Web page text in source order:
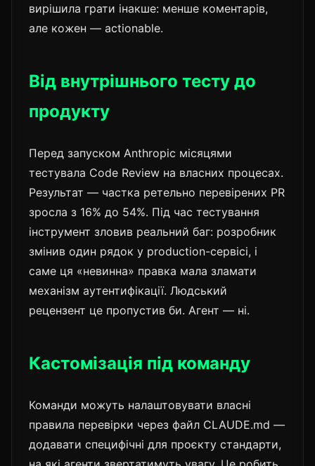
вирішила грати інакше: менше коментарів,
але кожен — actionable.
Від внутрішнього тесту до
продукту
Перед запуском Anthropic місяцями
тестувала Code Review на власних процесах.
Результат — частка ретельно перевірених PR
зросла з 16% до 54%. Під час тестування
інструмент зловив реальний баг: розробник
змінив один рядок у production-сервісі, і
саме ця «невинна» правка мала зламати
механізм аутентифікації. Людський
рецензент це пропустив би. Агент — ні.
Кастомізація під команду
Команди можуть налаштовувати власні
правила перевірки через файл CLAUDE.md —
додавати специфічні для проєкту стандарти,